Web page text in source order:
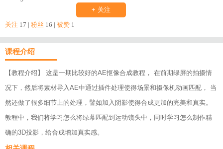
+ 关注
关注 17 | 粉丝 16 | 被赞 1
课程介绍
【教程介绍】 这是一期比较好的AE抠像合成教程， 在前期绿屏的拍摄情
况下，然后将素材导入AE中通过插件处理使得场景和摄像机动画匹配， 当
然还做了很多细节上的处理，譬如加入阴影使得合成更加的完美和真实。
教程中，我们将学习怎么将绿幕匹配到运动镜头中，同时学习怎么制作精
确的3D投影，给合成增加真实感。